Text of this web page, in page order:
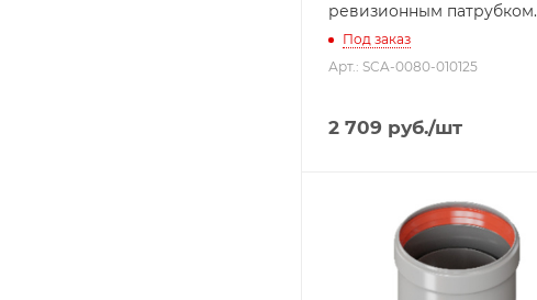
ревизионным патрубком.
Под заказ
Арт.: SCA-0080-010125
2 709 руб./шт